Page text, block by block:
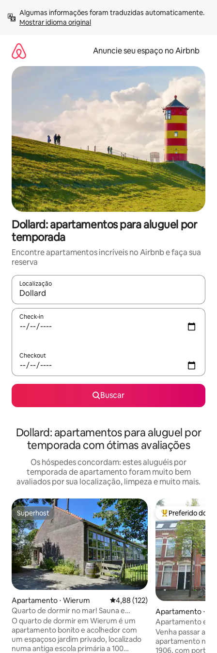
para
Mostrar idioma original
Anuncie seu espaço no Airbnb
Dollard: apartamentos para aluguel por
temporada
Encontre apartamentos incríveis no Airbnb e faça sua
reserva
Localização
Quando os resultados estiverem disponíveis, explore-os
Check-in
Checkout
Buscar
Dollard: apartamentos para aluguel por
temporada com ótimas avaliações
Os hóspedes concordam: estes aluguéis por
temporada de apartamento foram muito bem
avaliados por sua localização, limpeza e muito mais.
Superhost
Superhost
Apartamento ⋅ Wierum 4,88 de uma avaliação média de
4,88 (122)
Quarto de dormir no mar! Sauna e
banheira de hidromassagem opcionais
O quarto de dormir em Wierum é um
apartamento bonito e acolhedor com
um espaçoso jardim privado, localizado
numa antiga escola primária a 100
Entre os
Preferido dos
Apartamento ⋅
Apartamento
jardim "Slapers"
Venha passar a
apartamento no
1906, com portas